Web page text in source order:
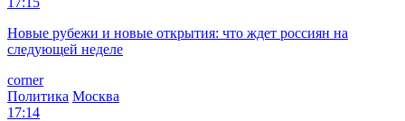
Новые рубежи и новые открытия: что ждет россиян на
следующей неделе
corner
Политика Москва
17:14